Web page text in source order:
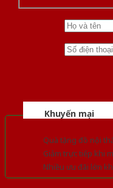
Khuyến mại
Quà tặng đồ nội
Giảm trực tiếp khi
Nhiều ưu đãi lớn